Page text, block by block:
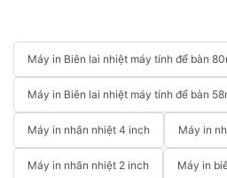
Máy in Biên lai nhiệt máy tính để bàn
Máy in Biên lai nhiệt máy tính để bàn
Máy in nhãn nhiệt 4 inch Máy in
Máy in nhãn nhiệt 2 inch Máy in